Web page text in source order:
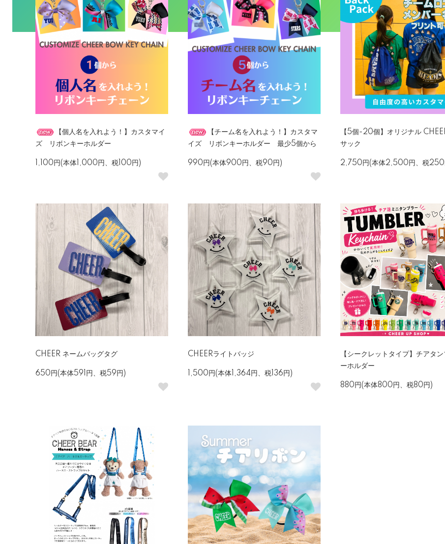
【個人名を入れよう！】カスタマイ
ズ リボンキーホルダー
1,100円(本体1,000円、税100円)
【チーム名を入れよう！】カスタマ
イズ リボンキーホルダー 最少5個から
990円(本体900円、税90円)
【5個-20個】オリジナル
サック
2,750円(本体2,500円、税250
CHEER ネームバッグタグ
650円(本体591円、税59円)
CHEERライトバッジ
1,500円(本体1,364円、税136円)
【シークレットタイプ】チアタ
ーホルダー
880円(本体800円、税80円)